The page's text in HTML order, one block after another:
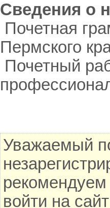
Сведения о
Почетная
Пермского
Почетный
Уважаемый
рекомендуем
войти на